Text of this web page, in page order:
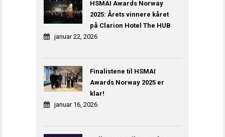
HSMAI Awards Norway
2025: Årets vinnere kåret
på Clarion Hotel The HUB
januar 22, 2026
Finalistene til HSMAI
Awards Norway 2025 er
klar!
januar 16, 2026